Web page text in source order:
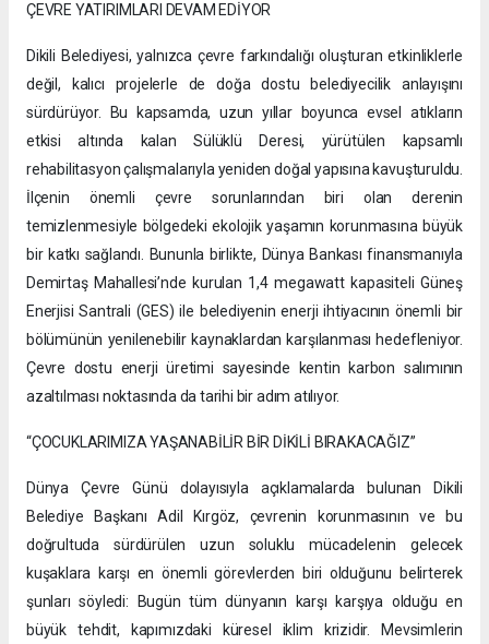
ÇEVRE YATIRIMLARI DEVAM EDİYOR
Dikili Belediyesi, yalnızca çevre farkındalığı oluşturan etkinliklerle
değil, kalıcı projelerle de doğa dostu belediyecilik anlayışını
sürdürüyor. Bu kapsamda, uzun yıllar boyunca evsel atıkların
etkisi altında kalan Sülüklü Deresi, yürütülen kapsamlı
rehabilitasyon çalışmalarıyla yeniden doğal yapısına kavuşturuldu.
İlçenin önemli çevre sorunlarından biri olan derenin
temizlenmesiyle bölgedeki ekolojik yaşamın korunmasına büyük
bir katkı sağlandı. Bununla birlikte, Dünya Bankası finansmanıyla
Demirtaş Mahallesi’nde kurulan 1,4 megawatt kapasiteli Güneş
Enerjisi Santrali (GES) ile belediyenin enerji ihtiyacının önemli bir
bölümünün yenilenebilir kaynaklardan karşılanması hedefleniyor.
Çevre dostu enerji üretimi sayesinde kentin karbon salımının
azaltılması noktasında da tarihi bir adım atılıyor.
“ÇOCUKLARIMIZA YAŞANABİLİR BİR DİKİLİ BIRAKACAĞIZ”
Dünya Çevre Günü dolayısıyla açıklamalarda bulunan Dikili
Belediye Başkanı Adil Kırgöz, çevrenin korunmasının ve bu
doğrultuda sürdürülen uzun soluklu mücadelenin gelecek
kuşaklara karşı en önemli görevlerden biri olduğunu belirterek
şunları söyledi: Bugün tüm dünyanın karşı karşıya olduğu en
büyük tehdit, kapımızdaki küresel iklim krizidir. Mevsimlerin